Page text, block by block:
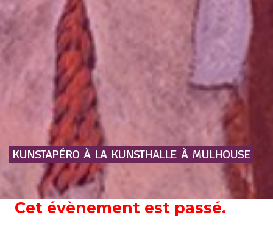
KUNSTAPÉRO À LA KUNSTHALLE À MULHOUSE
Cet évènement est passé.